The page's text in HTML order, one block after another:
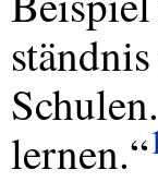
lernen.“